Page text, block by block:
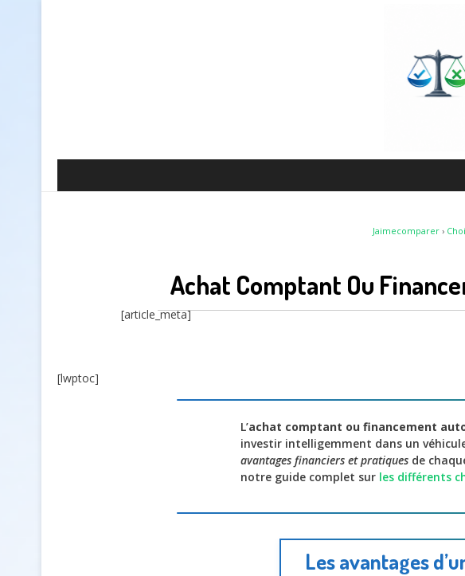
Jaimecomparer›
Achat Comptant Ou
[article_meta]
[lwptoc]
L’achat comptant ou financement
investir intelligemment dans un
avantages financiers et pratiques de
notre guide complet sur les différents
Les avantages